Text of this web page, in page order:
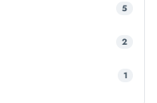
5
2
1